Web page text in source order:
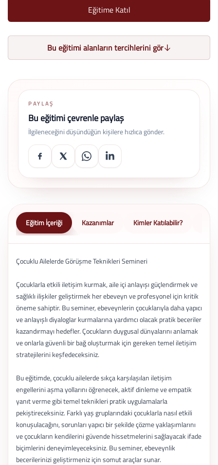
Eğitime Katıl
Bu eğitimi alanların tercihlerini gör
PAYLAŞ
Bu eğitimi çevrenle paylaş
İlgileneceğini düşündüğün kişilere hızlıca gönder.
Eğitim İçeriği Kazanımlar Kimler Katılabilir?
Çocuklu Ailelerde Görüşme Teknikleri Semineri
Çocuklarla etkili iletişim kurmak, aile içi anlayışı güçlendirmek ve
sağlıklı ilişkiler geliştirmek her ebeveyn ve profesyonel için kritik
öneme sahiptir. Bu seminer, ebeveynlerin çocuklarıyla daha yapıcı
ve anlayışlı diyaloglar kurmalarına yardımcı olacak pratik beceriler
kazandırmayı hedefler. Çocukların duygusal dünyalarını anlamak
ve onlarla güvenli bir bağ oluşturmak için gereken temel iletişim
stratejilerini keşfedeceksiniz.
Bu eğitimde, çocuklu ailelerde sıkça karşılaşılan iletişim
engellerini aşma yollarını öğrenecek, aktif dinleme ve empatik
yanıt verme gibi temel teknikleri pratik uygulamalarla
pekiştireceksiniz. Farklı yaş gruplarındaki çocuklarla nasıl etkili
konuşulacağını, sorunları yapıcı bir şekilde çözme yaklaşımlarını
ve çocukların kendilerini güvende hissetmelerini sağlayacak ifade
biçimlerini deneyimleyeceksiniz. Bu seminer, ebeveynlik
becerilerinizi geliştirmeniz için somut araçlar sunar.